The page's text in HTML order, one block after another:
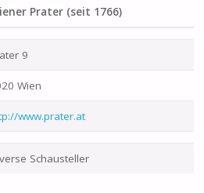
Prater (seit 1766)
9
Wien
www.prater.at
Schausteller